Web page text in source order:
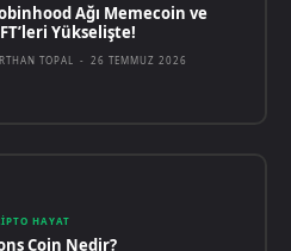
Ağı Memecoin ve
Yükselişte!
TOPAL - 26 TEMMUZ 2026
HAYAT
Coin Nedir?